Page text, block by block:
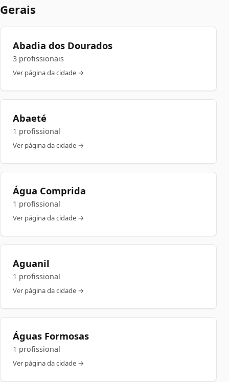
Gerais
Abadia dos Dourados
3 profissionais
Ver página da cidade →
Abaeté
1 profissional
Ver página da cidade →
Água Comprida
1 profissional
Ver página da cidade →
Aguanil
1 profissional
Ver página da cidade →
Águas Formosas
1 profissional
Ver página da cidade →